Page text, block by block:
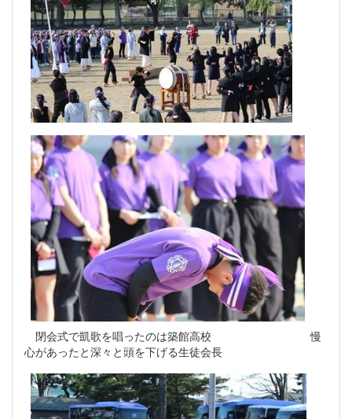
閉会式で凱歌を唱ったのは築館高校 慢
心があったと深々と頭を下げる生徒会長